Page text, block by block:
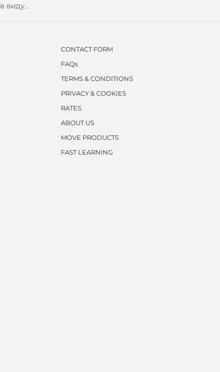
в виду...
CONTACT FORM
FAQs
TERMS & CONDITIONS
PRIVACY & COOKIES
RATES
ABOUT US
MOVE PRODUCTS
FAST LEARNING